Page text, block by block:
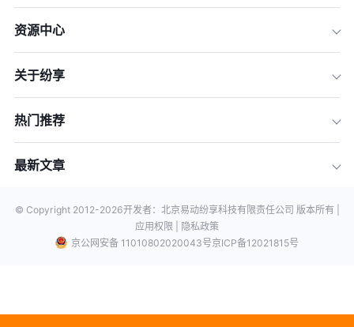
资源中心
关于纷享
热门推荐
最新文章
© Copyright 2012-2026开发者：北京易动纷享科技有限责任公司 版本所有 |
应用权限 |
隐私政策
京公网安备 11010802020043号京ICP备12021815号